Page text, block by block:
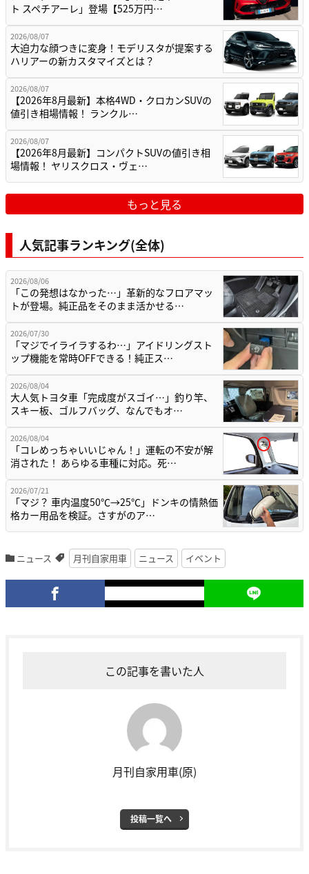
ト スペチアーレ」登場【525万円…
2026/08/07
大迫力な顔つきに変身！モデリスタが提案する
ハリアーの新カスタマイズとは？
2026/08/07
【2026年8月最新】本格4WD・クロカンSUVの
値引き相場情報！ ランクル…
2026/08/07
【2026年8月最新】コンパクトSUVの値引き相
場情報！ ヤリスクロス・ヴェ…
もっと見る
人気記事ランキング(全体)
2026/08/06
「この発想はなかった…」革新的なフロアマッ
トが登場。純正品をそのまま活かせる…
2026/07/30
「マジでイライラするわ…」アイドリングスト
ップ機能を常時OFFできる！純正ス…
2026/08/04
大人気トヨタ車「完成度がスゴイ…」釣り竿、
スキー板、ゴルフバッグ、なんでもオ…
2026/08/04
「コレめっちゃいいじゃん！」運転の不安が解
消された！ あらゆる車種に対応。死…
2026/07/21
「マジ？ 車内温度50℃→25℃」ドンキの情熱価
格カー用品を検証。さすがのア…
ニュース 月刊自家用車 ニュース イベント
この記事を書いた人
月刊自家用車(原)
投稿一覧へ